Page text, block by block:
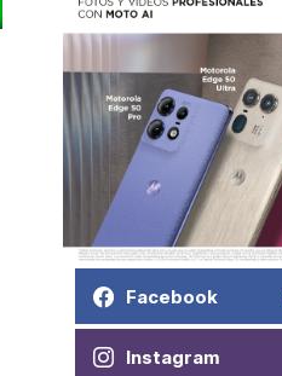
Facebook
Instagram